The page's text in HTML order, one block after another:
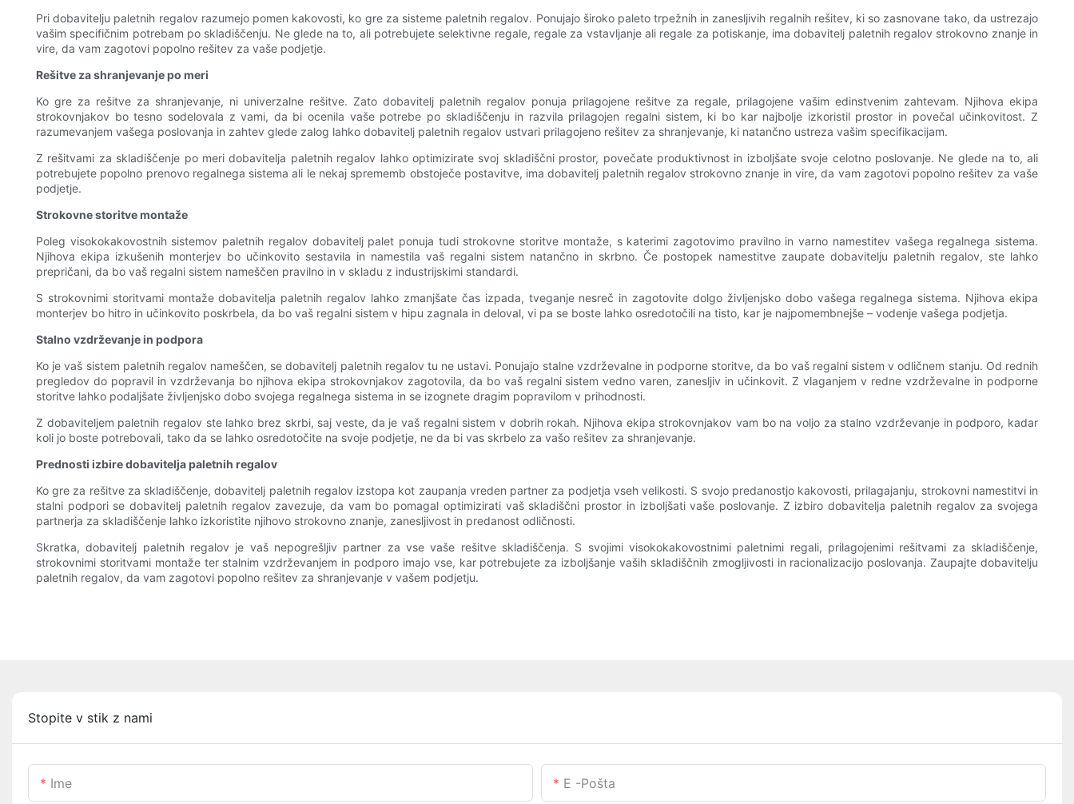
Pri dobavitelju paletnih regalov razumejo pomen kakovosti, ko gre za sisteme paletnih regalov. Ponujajo široko paleto trpežnih in zanesljivih regalnih rešitev, ki so zasnovane tako, da ustrezajo
vašim specifičnim potrebam po skladiščenju. Ne glede na to, ali potrebujete selektivne regale, regale za vstavljanje ali regale za potiskanje, ima dobavitelj paletnih regalov strokovno znanje in
vire, da vam zagotovi popolno rešitev za vaše podjetje.
Rešitve za shranjevanje po meri
Ko gre za rešitve za shranjevanje, ni univerzalne rešitve. Zato dobavitelj paletnih regalov ponuja prilagojene rešitve za regale, prilagojene vašim edinstvenim zahtevam. Njihova ekipa
strokovnjakov bo tesno sodelovala z vami, da bi ocenila vaše potrebe po skladiščenju in razvila prilagojen regalni sistem, ki bo kar najbolje izkoristil prostor in povečal učinkovitost. Z
razumevanjem vašega poslovanja in zahtev glede zalog lahko dobavitelj paletnih regalov ustvari prilagojeno rešitev za shranjevanje, ki natančno ustreza vašim specifikacijam.
Z rešitvami za skladiščenje po meri dobavitelja paletnih regalov lahko optimizirate svoj skladiščni prostor, povečate produktivnost in izboljšate svoje celotno poslovanje. Ne glede na to, ali
potrebujete popolno prenovo regalnega sistema ali le nekaj sprememb obstoječe postavitve, ima dobavitelj paletnih regalov strokovno znanje in vire, da vam zagotovi popolno rešitev za vaše
podjetje.
Strokovne storitve montaže
Poleg visokokakovostnih sistemov paletnih regalov dobavitelj palet ponuja tudi strokovne storitve montaže, s katerimi zagotovimo pravilno in varno namestitev vašega regalnega sistema.
Njihova ekipa izkušenih monterjev bo učinkovito sestavila in namestila vaš regalni sistem natančno in skrbno. Če postopek namestitve zaupate dobavitelju paletnih regalov, ste lahko
prepričani, da bo vaš regalni sistem nameščen pravilno in v skladu z industrijskimi standardi.
S strokovnimi storitvami montaže dobavitelja paletnih regalov lahko zmanjšate čas izpada, tveganje nesreč in zagotovite dolgo življenjsko dobo vašega regalnega sistema. Njihova ekipa
monterjev bo hitro in učinkovito poskrbela, da bo vaš regalni sistem v hipu zagnala in deloval, vi pa se boste lahko osredotočili na tisto, kar je najpomembnejše – vodenje vašega podjetja.
Stalno vzdrževanje in podpora
Ko je vaš sistem paletnih regalov nameščen, se dobavitelj paletnih regalov tu ne ustavi. Ponujajo stalne vzdrževalne in podporne storitve, da bo vaš regalni sistem v odličnem stanju. Od rednih
pregledov do popravil in vzdrževanja bo njihova ekipa strokovnjakov zagotovila, da bo vaš regalni sistem vedno varen, zanesljiv in učinkovit. Z vlaganjem v redne vzdrževalne in podporne
storitve lahko podaljšate življenjsko dobo svojega regalnega sistema in se izognete dragim popravilom v prihodnosti.
Z dobaviteljem paletnih regalov ste lahko brez skrbi, saj veste, da je vaš regalni sistem v dobrih rokah. Njihova ekipa strokovnjakov vam bo na voljo za stalno vzdrževanje in podporo, kadar
koli jo boste potrebovali, tako da se lahko osredotočite na svoje podjetje, ne da bi vas skrbelo za vašo rešitev za shranjevanje.
Prednosti izbire dobavitelja paletnih regalov
Ko gre za rešitve za skladiščenje, dobavitelj paletnih regalov izstopa kot zaupanja vreden partner za podjetja vseh velikosti. S svojo predanostjo kakovosti, prilagajanju, strokovni namestitvi in
stalni podpori se dobavitelj paletnih regalov zavezuje, da vam bo pomagal optimizirati vaš skladiščni prostor in izboljšati vaše poslovanje. Z izbiro dobavitelja paletnih regalov za svojega
partnerja za skladiščenje lahko izkoristite njihovo strokovno znanje, zanesljivost in predanost odličnosti.
Skratka, dobavitelj paletnih regalov je vaš nepogrešljiv partner za vse vaše rešitve skladiščenja. S svojimi visokokakovostnimi paletnimi regali, prilagojenimi rešitvami za skladiščenje,
strokovnimi storitvami montaže ter stalnim vzdrževanjem in podporo imajo vse, kar potrebujete za izboljšanje vaših skladiščnih zmogljivosti in racionalizacijo poslovanja. Zaupajte dobavitelju
paletnih regalov, da vam zagotovi popolno rešitev za shranjevanje v vašem podjetju.
Stopite v stik z nami
Ime E -pošta